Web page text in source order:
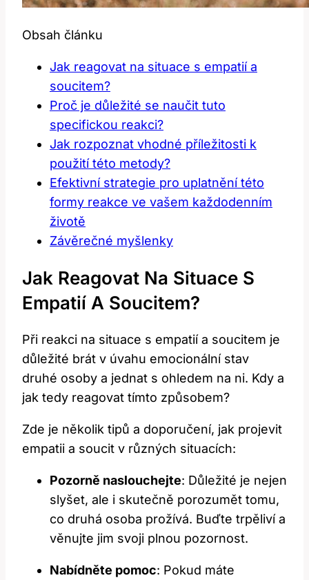
Obsah článku
Jak reagovat na situace s​ empatií a
soucitem?
Proč je důležité se‌ naučit tuto
specifickou reakci?
Jak rozpoznat ​vhodné příležitosti k
použití této metody?
Efektivní strategie pro uplatnění ‍této
formy reakce ​ve vašem každodenním
životě
Závěrečné myšlenky
Jak Reagovat Na Situace S​
Empatií A Soucitem?
Při⁤ reakci na situace s empatií ​a soucitem je
důležité ​brát v ⁣úvahu emocionální⁣ stav
druhé osoby a⁤ jednat‌ s ohledem na ni. Kdy a​
jak​ tedy reagovat tímto ‍způsobem?
Zde je ⁣několik ‌tipů a doporučení, jak ‍projevit
empatii a soucit v různých ⁤situacích:
Pozorně naslouchejte: Důležité je ‌nejen⁤
slyšet, ale i skutečně porozumět tomu,
co druhá osoba prožívá. Buďte trpěliví a
věnujte jim svoji plnou pozornost.
Nabídněte pomoc: Pokud máte